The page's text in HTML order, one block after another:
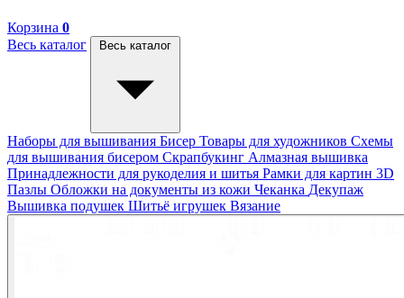
Корзина 0
Весь каталог
Весь каталог
Наборы для вышивания Бисер Товары для художников Схемы
для вышивания бисером Скрапбукинг Алмазная вышивка
Принадлежности для рукоделия и шитья Рамки для картин 3D
Пазлы Обложки на документы из кожи Чеканка Декупаж
Вышивка подушек Шитьё игрушек Вязание